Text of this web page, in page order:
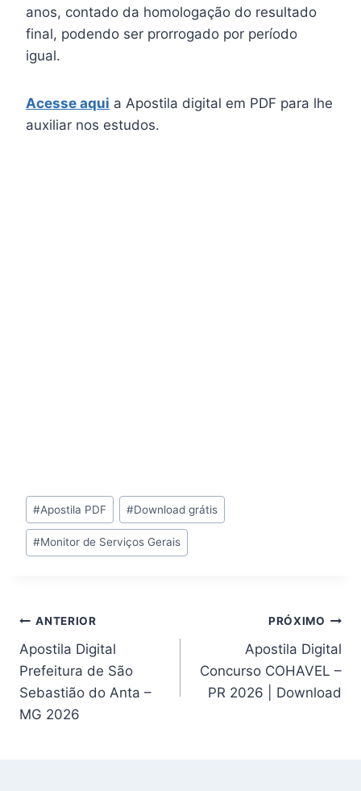
anos, contado da homologação do resultado
final, podendo ser prorrogado por período
igual.
Acesse aqui a Apostila digital em PDF para lhe
auxiliar nos estudos.
Tags
do
Post:
#Apostila PDF #Download grátis
#Monitor de Serviços Gerais
Navegação
de
Post
ANTERIOR
Apostila Digital
Prefeitura de São
Sebastião do Anta –
MG 2026
PRÓXIMO
Apostila Digital
Concurso COHAVEL –
PR 2026 | Download